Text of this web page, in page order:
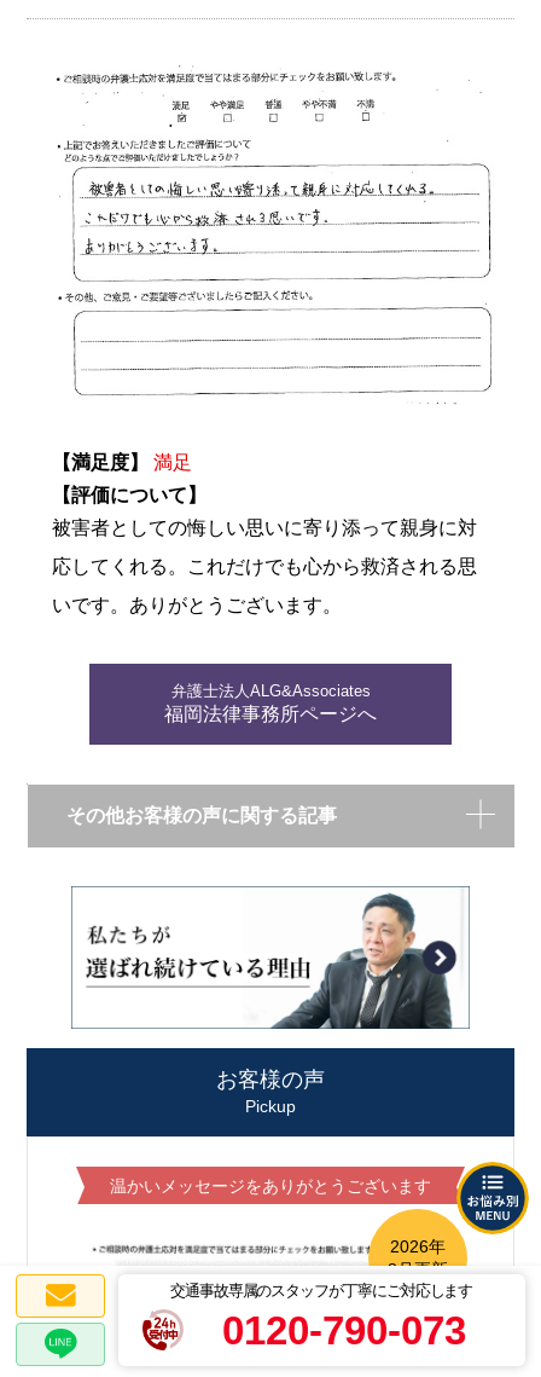
交通事故専属のスタッフが丁寧にご対応します
0120-790-073
【満足度】
満足
【評価について】
被害者としての悔しい思いに寄り添って親身に対
応してくれる。これだけでも心から救済される思
いです。ありがとうございます。
弁護士法人ALG&Associates
福岡法律事務所ページへ
その他お客様の声に関する記事
お客様の声
Pickup
温かいメッセージをありがとうございます
2026年
8月更新